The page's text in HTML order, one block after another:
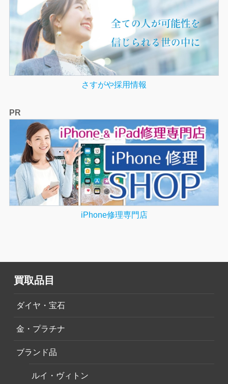
さすがや採用情報
PR
iPhone修理専門店
買取品目
ダイヤ・宝石
金・プラチナ
ブランド品
ルイ・ヴィトン